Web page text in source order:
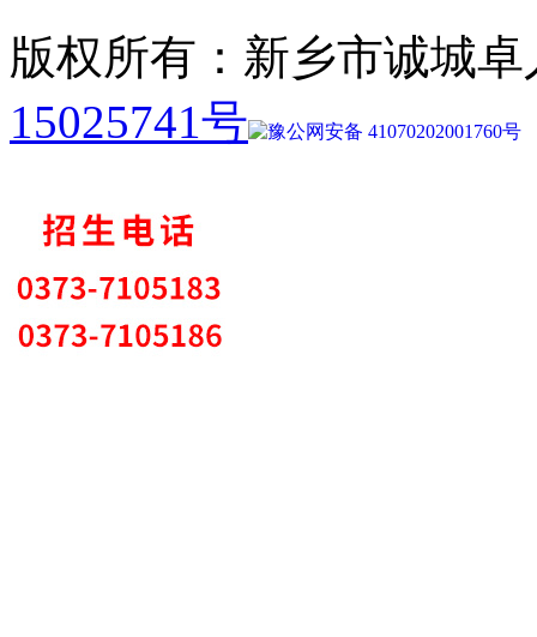
版权所有：新乡市诚城
15025741号
豫公网安备 41070202001760号